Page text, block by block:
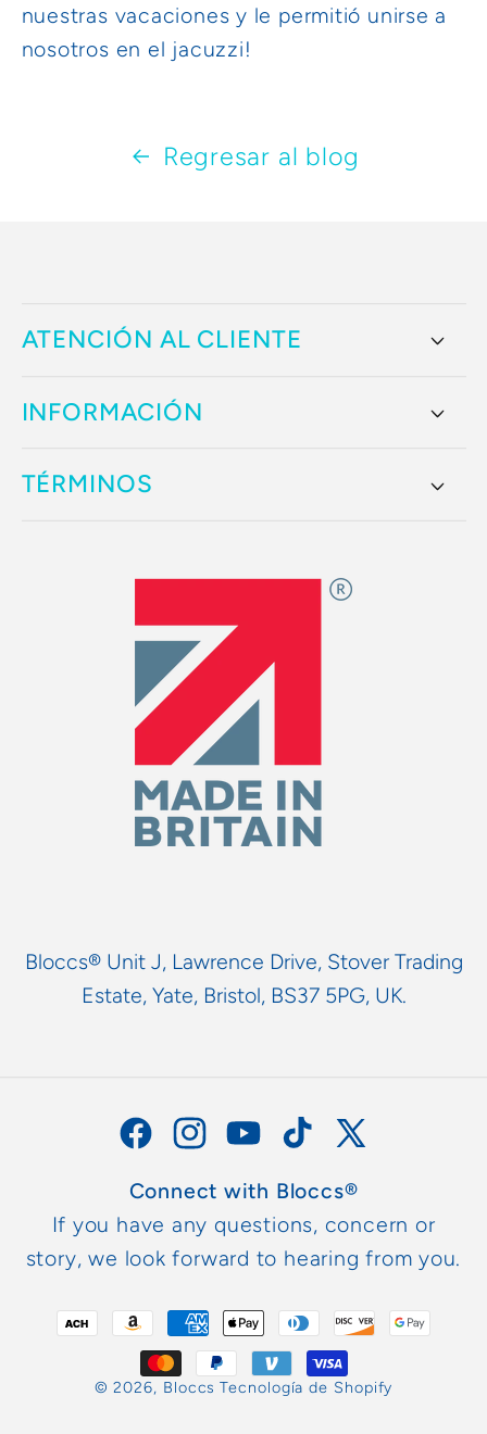
nuestras vacaciones y le permitió unirse a
nosotros en el jacuzzi!
Regresar al blog
ATENCIÓN AL CLIENTE
INFORMACIÓN
TÉRMINOS
Bloccs® Unit J, Lawrence Drive, Stover Trading
Estate, Yate, Bristol, BS37 5PG, UK.
FacebookInstagramYouTubeTikTok X
(Twitter)
Connect with Bloccs®
If you have any questions, concern or
story, we look forward to hearing from you.
de
© 2026, Bloccs Tecnología de Shopify